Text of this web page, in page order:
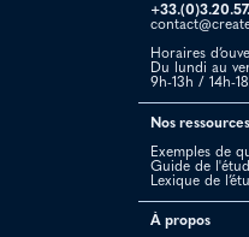
Horaires
Du lundi au
9h-13h / 14h-
Nos ressources
Exemples de
Guide de
Lexique de
À propos